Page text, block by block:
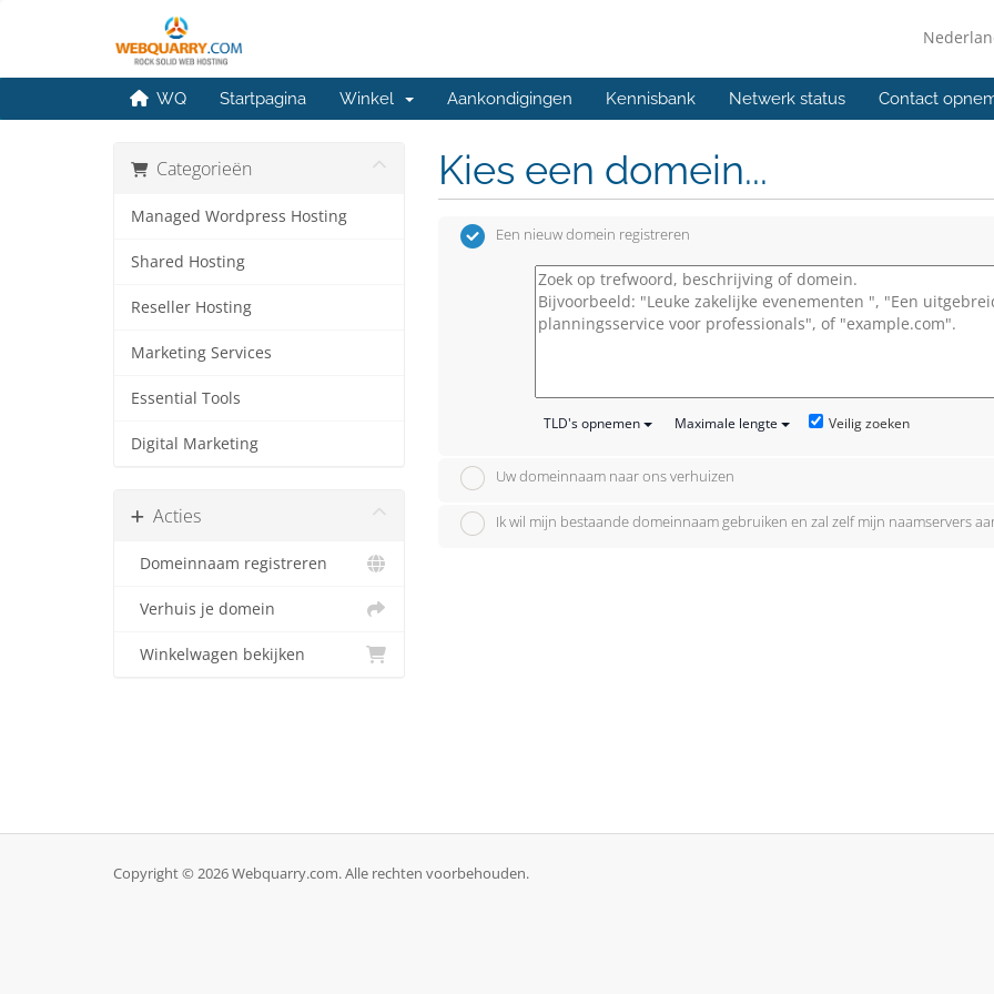
WQ Startpagina Winkel Aankondigingen Kennisbank Netwerk status Contact
Categorieën
Managed Wordpress Hosting
Shared Hosting
Reseller Hosting
Marketing Services
Essential Tools
Digital Marketing
Acties
Domeinnaam registreren
Verhuis je domein
Winkelwagen bekijken
Kies een domein...
Een nieuw domein registreren
TLD's opnemen Maximale lengte Veilig zoeken
Uw domeinnaam naar ons verhuizen
Ik wil mijn bestaande domeinnaam gebruiken en zal zelf mijn naamservers
Copyright © 2026 Webquarry.com. Alle rechten voorbehouden.